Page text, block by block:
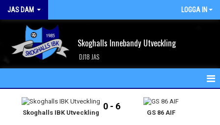
JAS DAM LOGGA IN
Skoghalls Innebandy Utveckling
DJ18 JAS
Skoghalls IBK Utveckling
0 - 6
GS 86 AIF